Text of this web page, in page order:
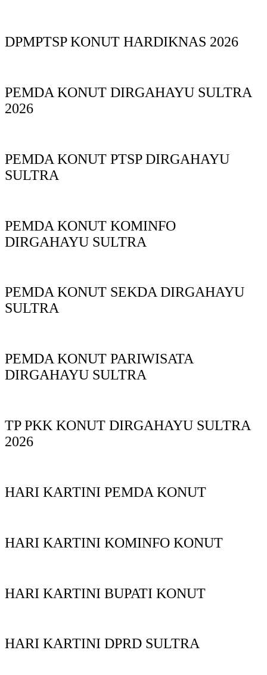
DPMPTSP KONUT HARDIKNAS 2026
PEMDA KONUT DIRGAHAYU SULTRA
2026
PEMDA KONUT PTSP DIRGAHAYU
SULTRA
PEMDA KONUT KOMINFO
DIRGAHAYU SULTRA
PEMDA KONUT SEKDA DIRGAHAYU
SULTRA
PEMDA KONUT PARIWISATA
DIRGAHAYU SULTRA
TP PKK KONUT DIRGAHAYU SULTRA
2026
HARI KARTINI PEMDA KONUT
HARI KARTINI KOMINFO KONUT
HARI KARTINI BUPATI KONUT
HARI KARTINI DPRD SULTRA